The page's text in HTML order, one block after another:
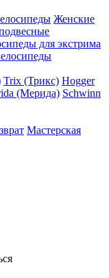
Женские
для экстрима
Trix (Трикс) Hogger
(Мерида) Schwinn
Мастерская